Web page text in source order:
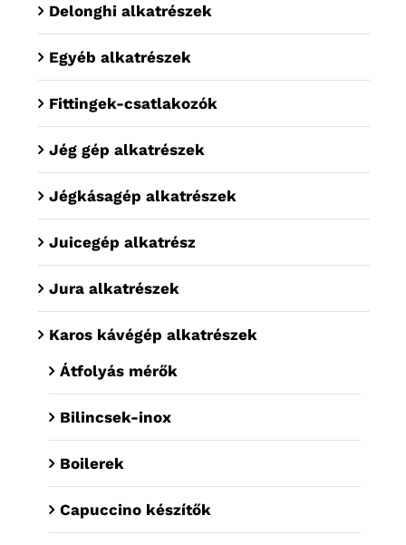
Delonghi alkatrészek
Egyéb alkatrészek
Fittingek-csatlakozók
Jég gép alkatrészek
Jégkásagép alkatrészek
Juicegép alkatrész
Jura alkatrészek
Karos kávégép alkatrészek
Átfolyás mérők
Bilincsek-inox
Boilerek
Capuccino készítők